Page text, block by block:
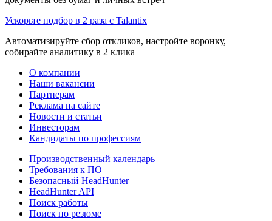
Ускорьте подбор в 2 раза с Talantix
Автоматизируйте сбор откликов, настройте воронку,
собирайте аналитику в 2 клика
О компании
Наши вакансии
Партнерам
Реклама на сайте
Новости и статьи
Инвесторам
Кандидаты по профессиям
Производственный календарь
Требования к ПО
Безопасный HeadHunter
HeadHunter API
Поиск работы
Поиск по резюме